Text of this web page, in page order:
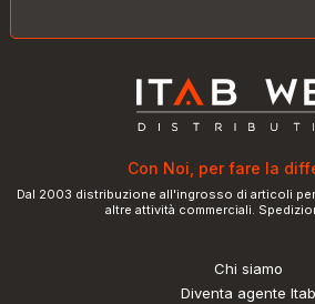
Con Noi, per fare la
Dal 2003 distribuzione all'ingrosso di articoli
altre attività commerciali.
Chi siamo
Diventa agente Itab